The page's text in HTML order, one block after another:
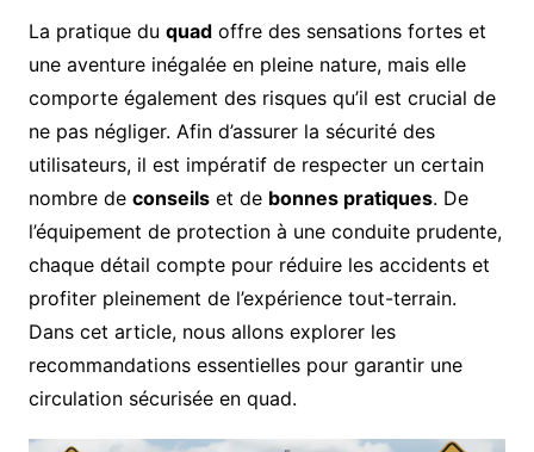
La pratique du quadoffre des sensations fortes et
une aventure inégalée en pleine nature, mais elle
comporte également des risques qu’il est crucial de
ne pas négliger. Afin d’assurer la sécurité des
utilisateurs, il est impératif de respecter un certain
nombre de conseilset de bonnes pratiques. De
l’équipement de protection à une conduite prudente,
chaque détail compte pour réduire les accidents et
profiter pleinement de l’expérience tout-terrain.
Dans cet article, nous allons explorer les
recommandations essentielles pour garantir une
circulation sécurisée en quad.